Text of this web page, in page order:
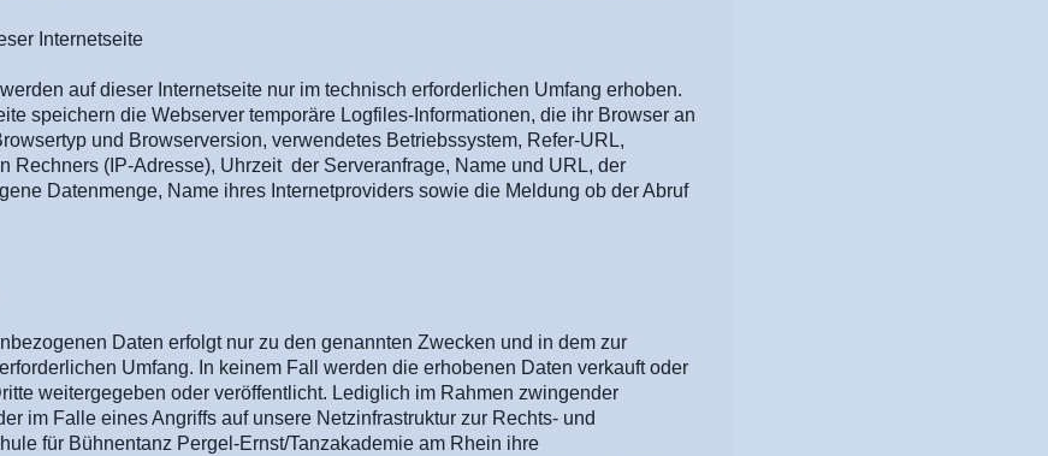
Internetseite
auf dieser Internetseite nur im technisch erforderlichen Umfang erhoben.
speichern die Webserver temporäre Logfiles-Informationen, die ihr Browser an
und Browserversion, verwendetes Betriebssystem, Refer-URL,
Rechners (IP-Adresse), Uhrzeit der Serveranfrage, Name und URL, der
Datenmenge, Name ihres Internetproviders sowie die Meldung ob der Abruf
Daten erfolgt nur zu den genannten Zwecken und in dem zur
Umfang. In keinem Fall werden die erhobenen Daten verkauft oder
weitergegeben oder veröffentlicht. Lediglich im Rahmen zwingender
im Falle eines Angriffs auf unsere Netzinfrastruktur zur Rechts- und
für Bühnentanz Pergel-Ernst/Tanzakademie am Rhein ihre